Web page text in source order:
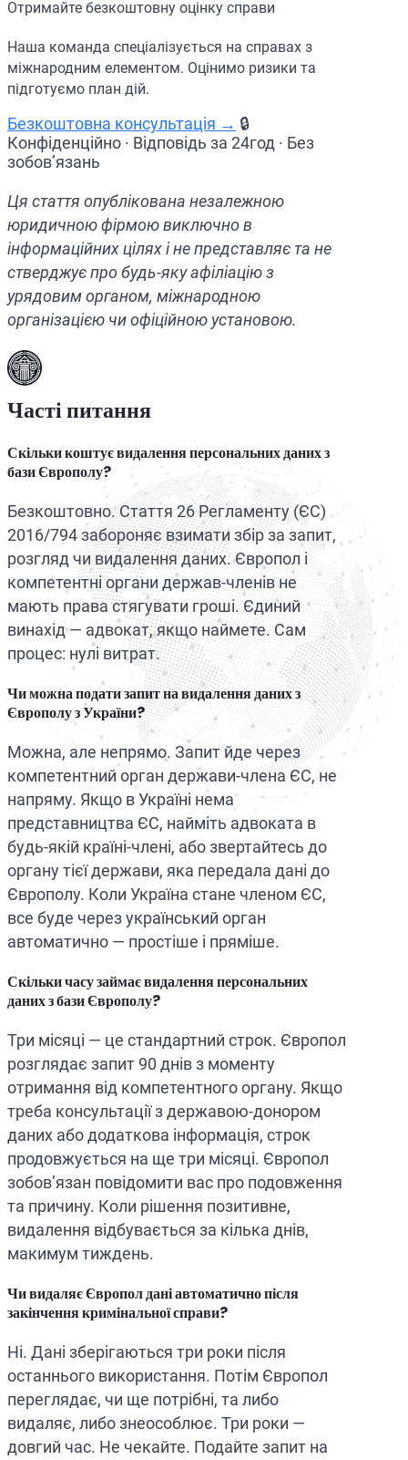
Отримайте безкоштовну оцінку справи
Наша команда спеціалізується на справах з
міжнародним елементом. Оцінимо ризики та
підготуємо план дій.
Безкоштовна консультація → 🔒
Конфіденційно · Відповідь за 24год · Без
зобов’язань
Ця стаття опублікована незалежною
юридичною фірмою виключно в
інформаційних цілях і не представляє та не
стверджує про будь-яку афіліацію з
урядовим органом, міжнародною
організацією чи офіційною установою.
Часті питання
Скільки коштує видалення персональних даних з
бази Європолу?
Безкоштовно. Стаття 26 Регламенту (ЄС)
2016/794 забороняє взимати збір за запит,
розгляд чи видалення даних. Європол і
компетентні органи держав-членів не
мають права стягувати гроші. Єдиний
винахід — адвокат, якщо наймете. Сам
процес: нулі витрат.
Чи можна подати запит на видалення даних з
Європолу з України?
Можна, але непрямо. Запит йде через
компетентний орган держави-члена ЄС, не
напряму. Якщо в Україні нема
представництва ЄС, найміть адвоката в
будь-якій країні-члені, або звертайтесь до
органу тієї держави, яка передала дані до
Європолу. Коли Україна стане членом ЄС,
все буде через український орган
автоматично — простіше і пряміше.
Скільки часу займає видалення персональних
даних з бази Європолу?
Три місяці — це стандартний строк. Європол
розглядає запит 90 днів з моменту
отримання від компетентного органу. Якщо
треба консультації з державою-донором
даних або додаткова інформація, строк
продовжується на ще три місяці. Європол
зобов’язан повідомити вас про подовження
та причину. Коли рішення позитивне,
видалення відбувається за кілька днів,
макимум тиждень.
Чи видаляє Європол дані автоматично після
закінчення кримінальної справи?
Ні. Дані зберігаються три роки після
останнього використання. Потім Європол
переглядає, чи ще потрібні, та либо
видаляє, либо знеособлює. Три роки —
довгий час. Не чекайте. Подайте запит на